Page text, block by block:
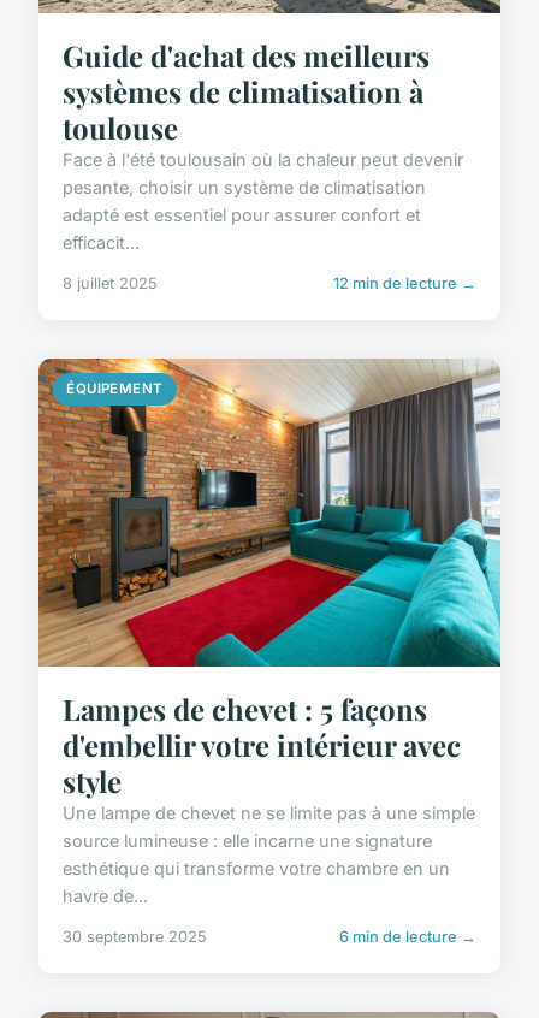
Guide d'achat des meilleurs
systèmes de climatisation à
toulouse
Face à l'été toulousain où la chaleur peut devenir
pesante, choisir un système de climatisation
adapté est essentiel pour assurer confort et
efficacit...
8 juillet 2025 12 min de lecture →
ÉQUIPEMENT
Lampes de chevet : 5 façons
d'embellir votre intérieur avec
style
Une lampe de chevet ne se limite pas à une simple
source lumineuse : elle incarne une signature
esthétique qui transforme votre chambre en un
havre de...
30 septembre 2025 6 min de lecture →